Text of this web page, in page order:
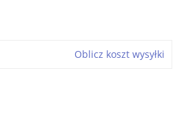
Oblicz koszt wysyłki